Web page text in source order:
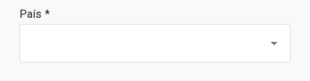
País *